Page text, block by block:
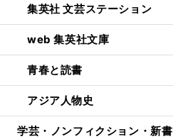
集英社 文芸ステーション
web 集英社文庫
青春と読書
アジア人物史
学芸・ノンフィクション・新書